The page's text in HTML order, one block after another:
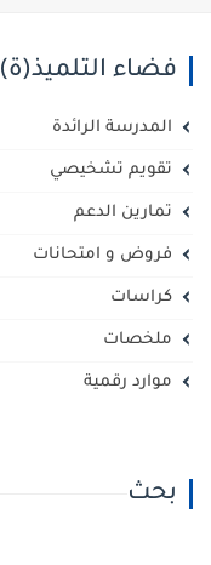
فضاء التلميذ(ة)
المدرسة الرائدة
تقويم تشخيصي
تمارين الدعم
فروض و امتحانات
كراسات
ملخصات
موارد رقمية
بحث